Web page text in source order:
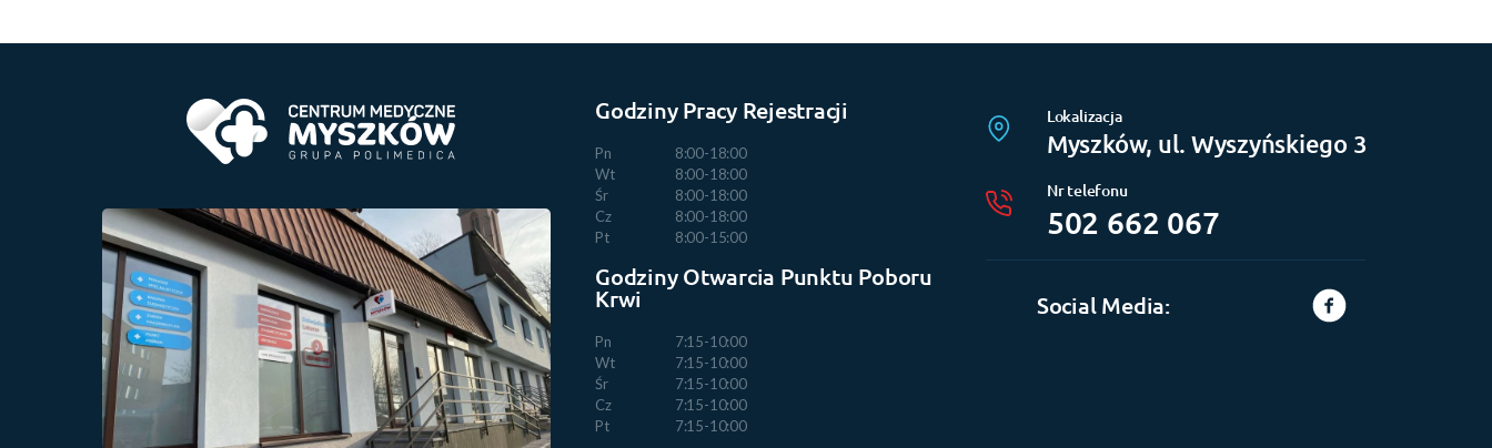
Godziny Pracy Rejestracji
Pn
Wt
Śr
Cz
Pt
8:00-18:00
8:00-18:00
8:00-18:00
8:00-18:00
8:00-15:00
Godziny Otwarcia Punktu Poboru
Krwi
Pn
Wt
Śr
Cz
Pt
7:15-10:00
7:15-10:00
7:15-10:00
7:15-10:00
7:15-10:00
Lokalizacja
Myszków, ul. Wyszyńskiego 3
Nr telefonu
502 662 067
Social Media: